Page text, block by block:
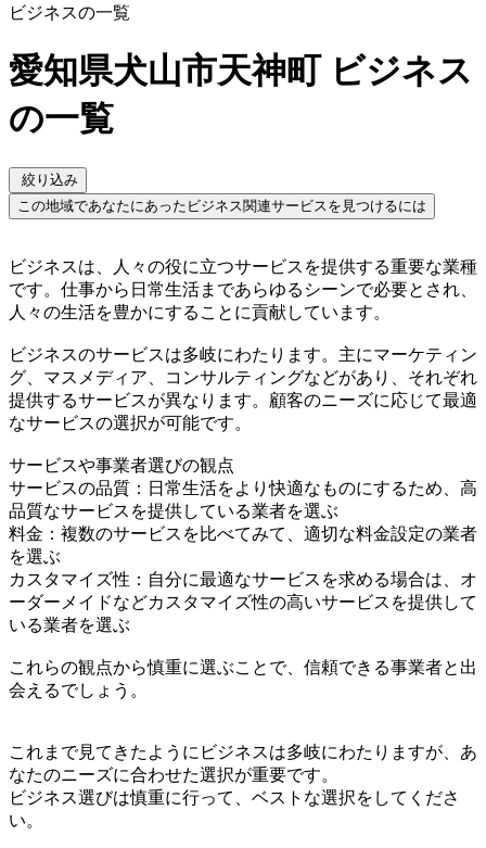
ビジネスの一覧
愛知県犬山市天神町 ビジネス
の一覧
絞り込み
この地域であなたにあったビジネス関連サービスを見つけるには
ビジネスは、人々の役に立つサービスを提供する重要な業種
です。仕事から日常生活まであらゆるシーンで必要とされ、
人々の生活を豊かにすることに貢献しています。
ビジネスのサービスは多岐にわたります。主にマーケティン
グ、マスメディア、コンサルティングなどがあり、それぞれ
提供するサービスが異なります。顧客のニーズに応じて最適
なサービスの選択が可能です。
サービスや事業者選びの観点
サービスの品質：日常生活をより快適なものにするため、高
品質なサービスを提供している業者を選ぶ
料金：複数のサービスを比べてみて、適切な料金設定の業者
を選ぶ
カスタマイズ性：自分に最適なサービスを求める場合は、オ
ーダーメイドなどカスタマイズ性の高いサービスを提供して
いる業者を選ぶ
これらの観点から慎重に選ぶことで、信頼できる事業者と出
会えるでしょう。
これまで見てきたようにビジネスは多岐にわたりますが、あ
なたのニーズに合わせた選択が重要です。
ビジネス選びは慎重に行って、ベストな選択をしてくださ
い。